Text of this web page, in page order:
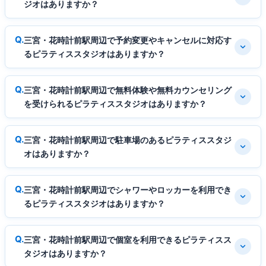
ジオはありますか？
三宮・花時計前駅周辺で予約変更やキャンセルに対応す
るピラティススタジオはありますか？
三宮・花時計前駅周辺で無料体験や無料カウンセリング
を受けられるピラティススタジオはありますか？
三宮・花時計前駅周辺で駐車場のあるピラティススタジ
オはありますか？
三宮・花時計前駅周辺でシャワーやロッカーを利用でき
るピラティススタジオはありますか？
三宮・花時計前駅周辺で個室を利用できるピラティスス
タジオはありますか？